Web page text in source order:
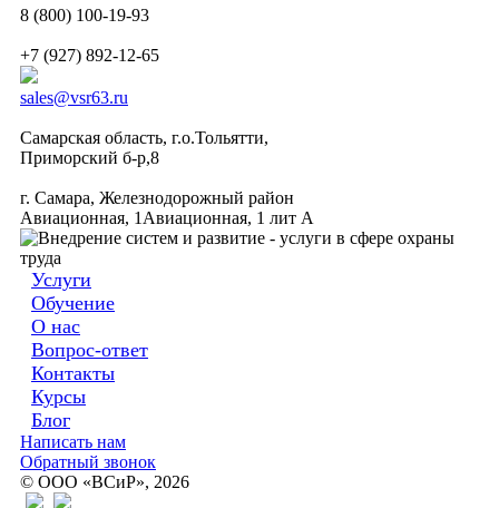
8 (800) 100-19-93
+7 (927) 892-12-65
sales@vsr63.ru
Самарская область, г.о.Тольятти,
Приморский б-р,8
г. Самара, Железнодорожный район
Авиационная, 1Авиационная, 1 лит А
Услуги
Обучение
О нас
Вопрос-ответ
Контакты
Курсы
Блог
Написать нам
Обратный звонок
© ООО «ВСиР», 2026